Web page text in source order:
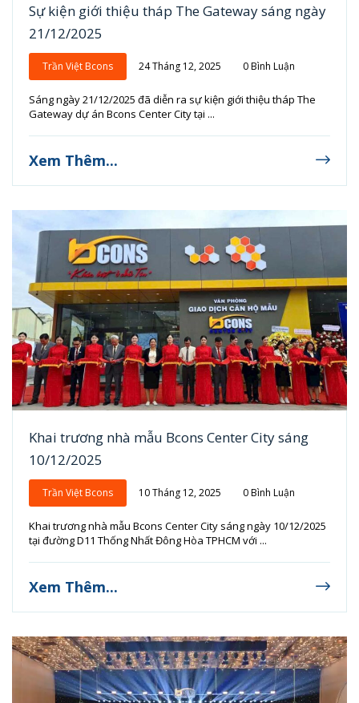
Sự kiện giới thiệu tháp The Gateway sáng ngày
21/12/2025
Trần Việt Bcons 24 Tháng 12, 2025 0 Bình Luận
Sáng ngày 21/12/2025 đã diễn ra sự kiện giới thiệu tháp The
Gateway dự án Bcons Center City tại ...
Xem Thêm...
Khai trương nhà mẫu Bcons Center City sáng
10/12/2025
Trần Việt Bcons 10 Tháng 12, 2025 0 Bình Luận
Khai trương nhà mẫu Bcons Center City sáng ngày 10/12/2025
tại đường D11 Thống Nhất Đông Hòa TPHCM với ...
Xem Thêm...